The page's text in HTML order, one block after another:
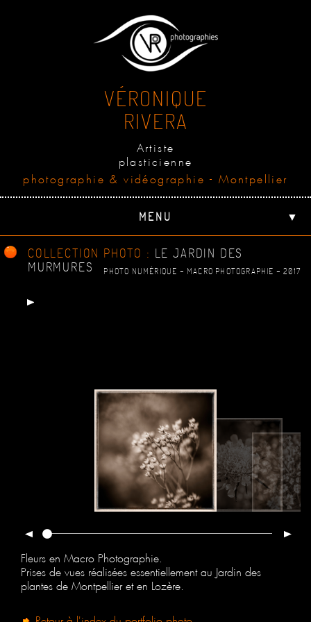
VÉRONIQUE
RIVERA
Artiste
plasticienne
photographie & vidéographie - Montpellier
MENU ▼
COLLECTION PHOTO : LE JARDIN DES
MURMURES
PHOTO NUMÉRIQUE - MACRO PHOTOGRAPHIE - 2017
Fleurs en Macro Photographie.
Prises de vues réalisées essentiellement au Jardin des
plantes de Montpellier et en Lozère.
Retour à l'index du portfolio photo